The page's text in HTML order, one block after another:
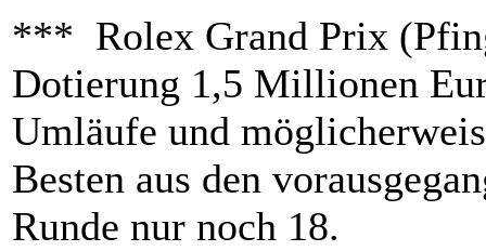
*** Rolex Grand Prix
Dotierung 1,5 Millionen
Umläufe und
Besten aus den
Runde nur noch 18.